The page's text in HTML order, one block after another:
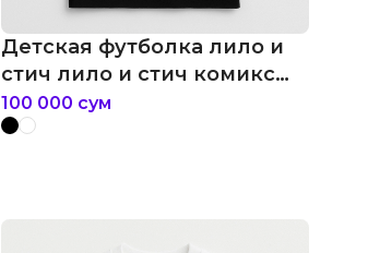
Детская футболка лило и
стич лило и стич комикс
disney
100 000 сум